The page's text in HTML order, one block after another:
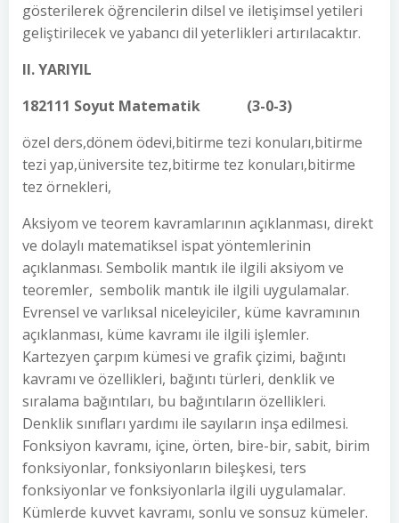
gösterilerek öğrencilerin dilsel ve iletişimsel yetileri
geliştirilecek ve yabancı dil yeterlikleri artırılacaktır.
II. YARIYIL
182111 Soyut Matematik (3-0-3)
özel ders,dönem ödevi,bitirme tezi konuları,bitirme
tezi yap,üniversite tez,bitirme tez konuları,bitirme
tez örnekleri,
Aksiyom ve teorem kavramlarının açıklanması, direkt
ve dolaylı matematiksel ispat yöntemlerinin
açıklanması. Sembolik mantık ile ilgili aksiyom ve
teoremler, sembolik mantık ile ilgili uygulamalar.
Evrensel ve varlıksal niceleyiciler, küme kavramının
açıklanması, küme kavramı ile ilgili işlemler.
Kartezyen çarpım kümesi ve grafik çizimi, bağıntı
kavramı ve özellikleri, bağıntı türleri, denklik ve
sıralama bağıntıları, bu bağıntıların özellikleri.
Denklik sınıfları yardımı ile sayıların inşa edilmesi.
Fonksiyon kavramı, içine, örten, bire-bir, sabit, birim
fonksiyonlar, fonksiyonların bileşkesi, ters
fonksiyonlar ve fonksiyonlarla ilgili uygulamalar.
Kümlerde kuvvet kavramı, sonlu ve sonsuz kümeler.